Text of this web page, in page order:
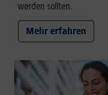
werden sollten.
Mehr erfahren